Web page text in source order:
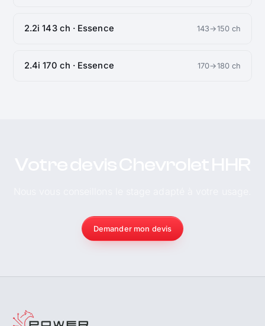
2.2i 143 ch · Essence 143→150 ch
2.4i 170 ch · Essence 170→180 ch
Demander mon devis